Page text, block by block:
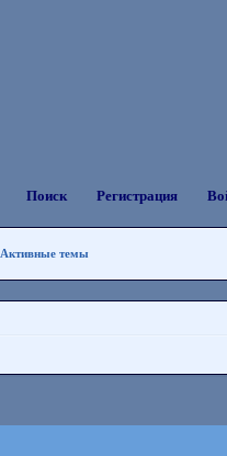
Поиск Регистрация
Активные темы